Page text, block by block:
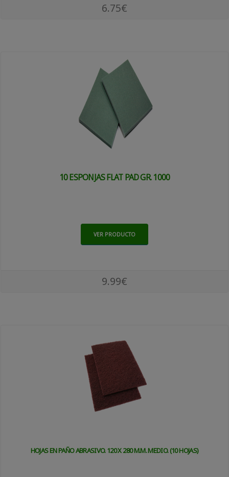
6.75€
10 ESPONJAS FLAT PAD GR. 1000
VER PRODUCTO
9.99€
HOJAS EN PAÑO ABRASIVO. 120 X 280 M.M. MEDIO. (10 HOJAS)